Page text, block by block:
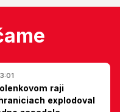
raji
explodoval